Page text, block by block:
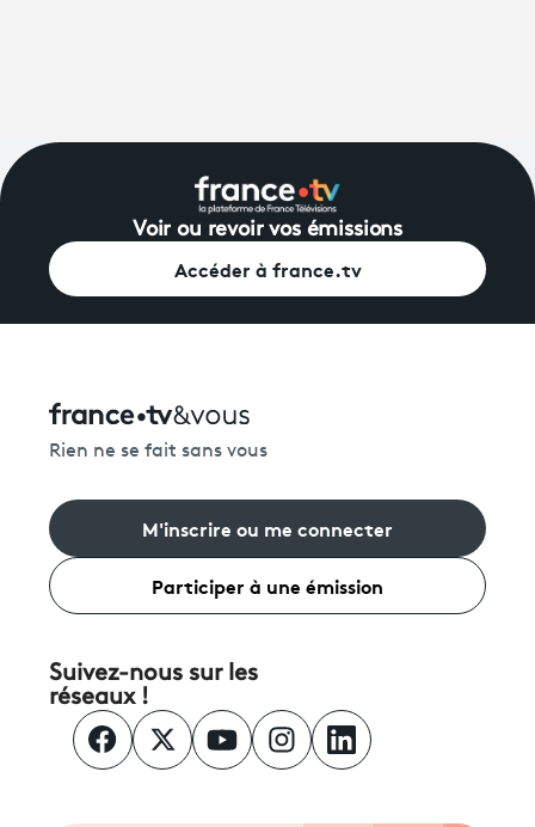
Voir ou revoir vos émissions
Accéder à france.tv
Rien ne se fait sans vous
M'inscrire ou me connecter
Participer à une émission
Suivez-nous sur les
réseaux !